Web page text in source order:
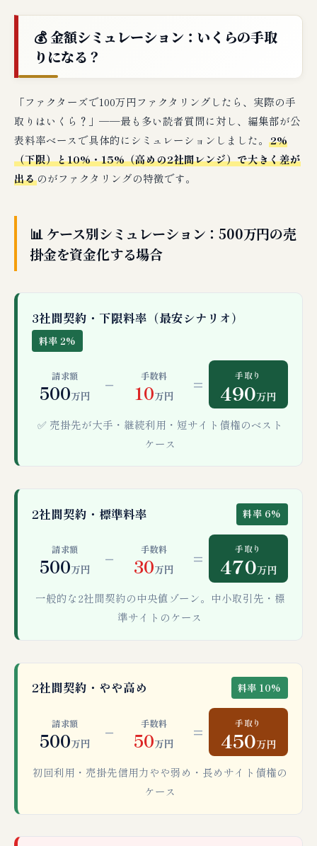
💰 金額シミュレーション：いくらの手取
りになる？
「ファクターズで100万円ファクタリングしたら、実際の手
取りはいくら？」──最も多い読者質問に対し、編集部が公
表料率ベースで具体的にシミュレーションしました。 2%
（下限）と10%・15%（高めの2社間レンジ）で大きく差が
出るのがファクタリングの特徴です。
📊 ケース別シミュレーション：500万円の売
掛金を資金化する場合
3社間契約・下限料率（最安シナリオ）
料率 2%
請求額
500万円
− 手数料
10万円
= 手取り
490万円
✅ 売掛先が大手・継続利用・短サイト債権のベスト
ケース
2社間契約・標準料率 料率 6%
請求額
500万円
− 手数料
30万円
= 手取り
470万円
一般的な2社間契約の中央値ゾーン。中小取引先・標
準サイトのケース
2社間契約・やや高め 料率 10%
請求額
500万円
− 手数料
50万円
= 手取り
450万円
初回利用・売掛先信用力やや弱め・長めサイト債権の
ケース